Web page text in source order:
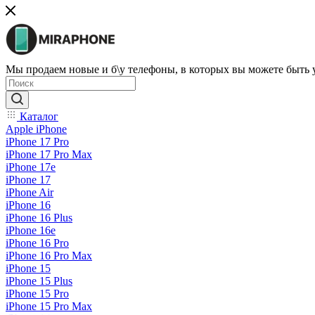
Мы продаем новые и б\у телефоны, в которых вы можете быть
Каталог
Apple iPhone
iPhone 17 Pro
iPhone 17 Pro Max
iPhone 17e
iPhone 17
iPhone Air
iPhone 16
iPhone 16 Plus
iPhone 16e
iPhone 16 Pro
iPhone 16 Pro Max
iPhone 15
iPhone 15 Plus
iPhone 15 Pro
iPhone 15 Pro Max